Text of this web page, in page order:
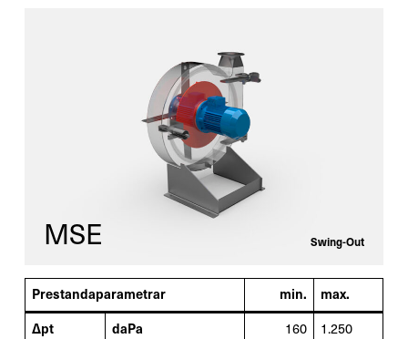
MSE Swing-Out
Prestandaparametrar min. max.
Δpt daPa 160
1.250